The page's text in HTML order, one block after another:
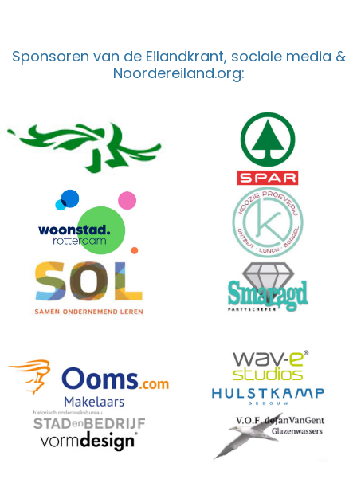
Sponsoren van de Eilandkrant, sociale media &
Noordereiland.org: